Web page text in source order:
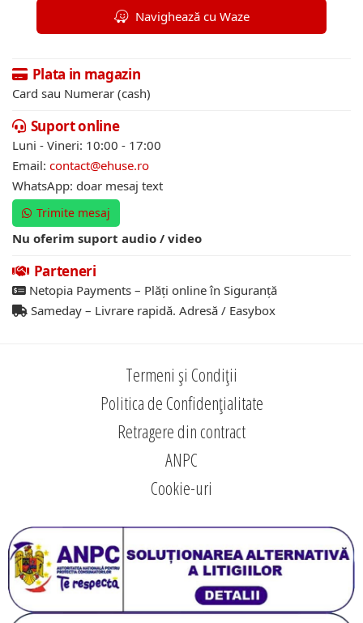
Navighează cu Waze
Plata in magazin
Card sau Numerar (cash)
Suport online
Luni - Vineri: 10:00 - 17:00
Email: contact@ehuse.ro
WhatsApp: doar mesaj text
Trimite mesaj
Nu oferim suport audio / video
Parteneri
Netopia Payments – Plăți online în Siguranță
Sameday – Livrare rapidă. Adresă / Easybox
Termeni și Condiții
Politica de Confidențialitate
Retragere din contract
ANPC
Cookie-uri